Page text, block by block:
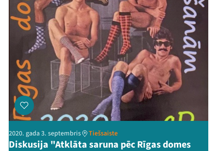
2020. gada 3. septembris Tiešsaiste
Diskusija "Atklāta saruna pēc Rīgas domes